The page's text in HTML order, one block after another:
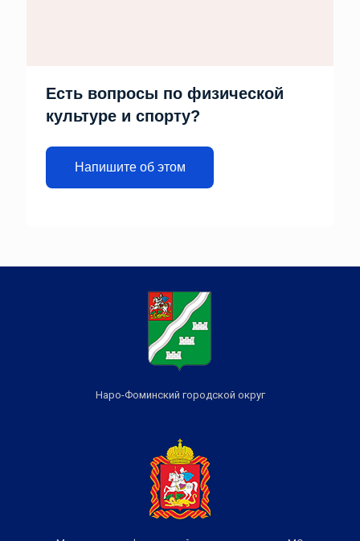
Есть вопросы по физической
культуре и спорту?
Напишите об этом
Наро-Фоминский городской округ